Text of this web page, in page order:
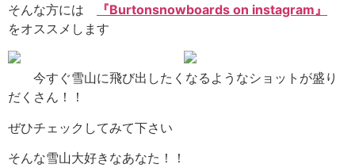
そんな方には
『Burtonsnowboards on instagram』
をオススメします
今すぐ雪山に飛び出したくなるようなショットが盛り
だくさん！！
ぜひチェックしてみて下さい
そんな雪山大好きなあなた！！